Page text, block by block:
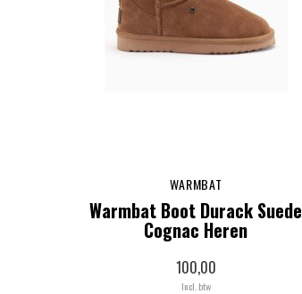
WARMBAT
Warmbat Boot Durack Suede
Cognac Heren
100,00
Incl. btw